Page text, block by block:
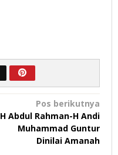
Pos berikutnya
H Abdul Rahman-H Andi
Muhammad Guntur
Dinilai Amanah